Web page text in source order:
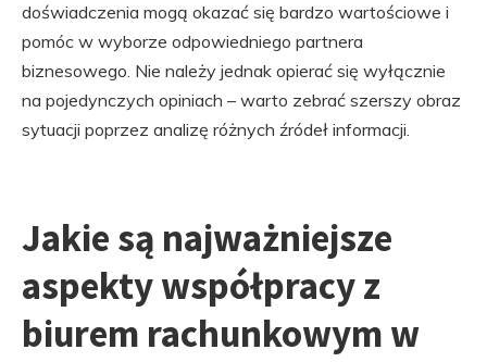
doświadczenia mogą okazać się bardzo wartościowe i
pomóc w wyborze odpowiedniego partnera
biznesowego. Nie należy jednak opierać się wyłącznie
na pojedynczych opiniach – warto zebrać szerszy obraz
sytuacji poprzez analizę różnych źródeł informacji.
Jakie są najważniejsze
aspekty współpracy z
biurem rachunkowym w